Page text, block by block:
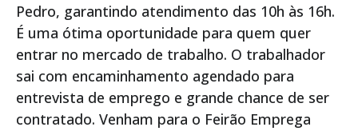
Pedro, garantindo atendimento das 10h às 16h.
É uma ótima oportunidade para quem quer
entrar no mercado de trabalho. O trabalhador
sai com encaminhamento agendado para
entrevista de emprego e grande chance de ser
contratado. Venham para o Feirão Emprega